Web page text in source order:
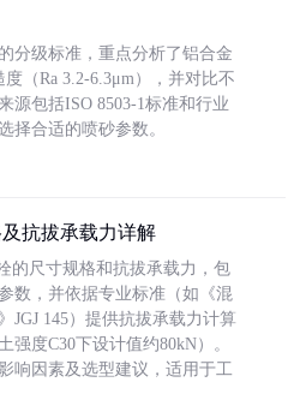
分级标准，重点分析了铝合金
（Ra 3.2-6.3μm），并对比不
源包括ISO 8503-1标准和行业
择合适的喷砂参数。
抗拔承载力详解
的尺寸规格和抗拔承载力，包
数，并依据专业标准（如《混
JGJ 145）提供抗拔承载力计算
强度C30下设计值约80kN）。
响因素及选型建议，适用于工